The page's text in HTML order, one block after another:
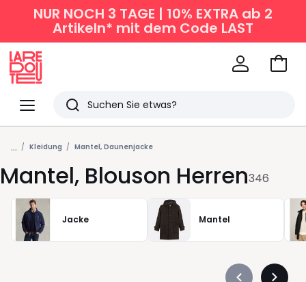
NUR NOCH 3 TAGE | 10% EXTRA ab 2
Artikeln* mit dem Code LAST
Menü
Redoute
Suchen
Zuletzt
angesehen
Artikel
Zum
... Kleidung Mantel, Daunenjacke
Mantel, Blouson Herren346
Jacke Mantel